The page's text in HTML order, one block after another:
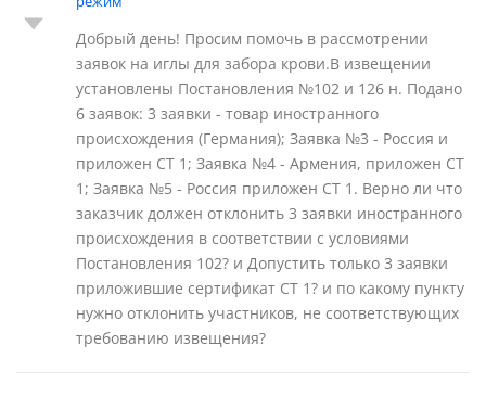
Добрый день! Просим помочь в рассмотрении
заявок на иглы для забора крови.В извещении
установлены Постановления №102 и 126 н. Подано
6 заявок: 3 заявки - товар иностранного
происхождения (Германия); Заявка №3 - Россия и
приложен СТ 1; Заявка №4 - Армения, приложен СТ
1; Заявка №5 - Россия приложен СТ 1. Верно ли что
заказчик должен отклонить 3 заявки иностранного
происхождения в соответствии с условиями
Постановления 102? и Допустить только 3 заявки
приложившие сертификат СТ 1? и по какому пункту
нужно отклонить участников, не соответствующих
требованию извещения?